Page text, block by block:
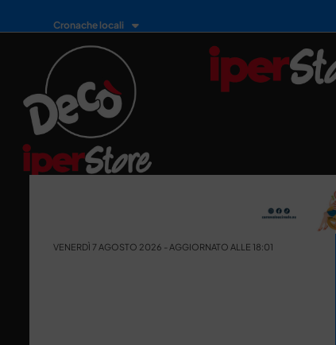
Cronache locali
VENERDÌ 7 AGOSTO 2026 - AGGIORNATO ALLE 18:01